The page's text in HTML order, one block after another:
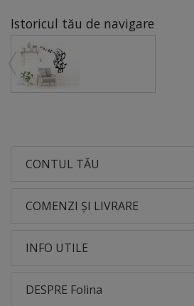
Istoricul tău de navigare
CONTUL TĂU
COMENZI ȘI LIVRARE
INFO UTILE
DESPRE Folina